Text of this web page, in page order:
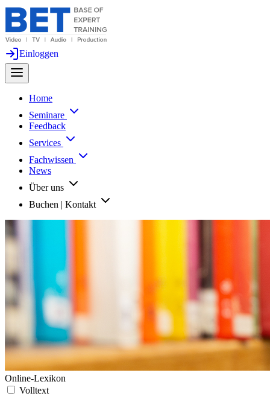
Einloggen
Home
Seminare
Feedback
Services
Fachwissen
News
Über uns
Buchen | Kontakt
Online-Lexikon
Volltext